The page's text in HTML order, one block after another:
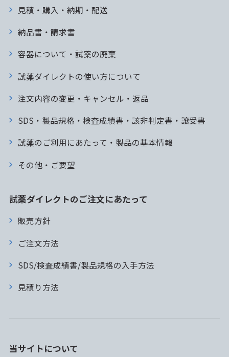
見積・購入・納期・配送
納品書・請求書
容器について・試薬の廃棄
試薬ダイレクトの使い方について
注文内容の変更・キャンセル・返品
SDS・製品規格・検査成績書・該非判定書・譲受書
試薬のご利用にあたって・製品の基本情報
その他・ご要望
試薬ダイレクトのご注文にあたって
販売方針
ご注文方法
SDS/検査成績書/製品規格の入手方法
見積り方法
当サイトについて